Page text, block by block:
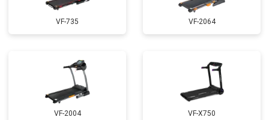
VF-735 VF-2064
VF-2004 VF-X750